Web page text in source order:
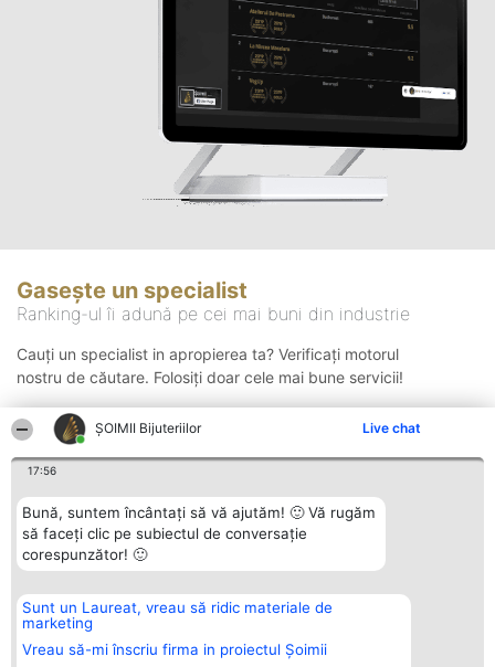
ŞOIMII Bijuteriilor Live chat
17:56
Bună, suntem încântați să vă ajutăm! 🙂 Vă rugăm
să faceți clic pe subiectul de conversație
corespunzător! 🙂
Sunt un Laureat, vreau să ridic materiale de
marketing
Vreau să-mi înscriu firma in proiectul Șoimii
Gasește un specialist
Ranking-ul îi adună pe cei mai buni din industrie
Cauți un specialist in apropierea ta? Verificați motorul
nostru de căutare. Folosiți doar cele mai bune servicii!
Organizator Ranking
BRIGHT SOLUTIONS BR SRL
Aleea Timisul De Sus 2 Bl. A30
Sc. A Et. 4 Ap. 13 Cod 061952
Plebiscyt
Lista Tuturor
Laureaților
Contact